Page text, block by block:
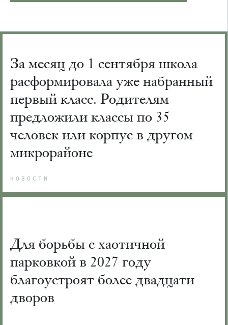
За месяц до 1 сентября школа
расформировала уже набранный
первый класс. Родителям
предложили классы по 35
человек или корпус в другом
микрорайоне
НОВОСТИ
Для борьбы с хаотичной
парковкой в 2027 году
благоустроят более двадцати
дворов